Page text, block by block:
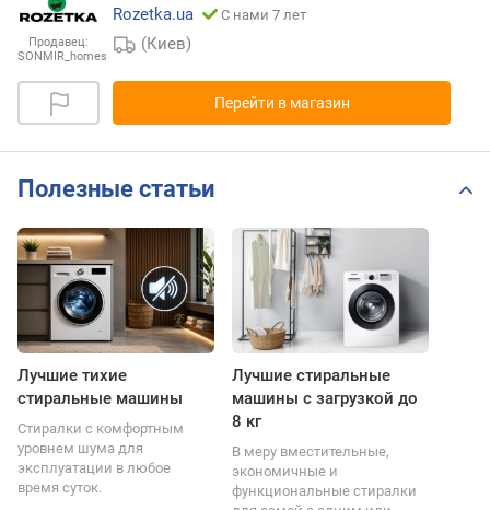
Продавец:
SONMIR_homes
Rozetka.ua
С нами 7 лет
(Киев)
Перейти в магазин
Полезные статьи
Лучшие тихие
стиральные машины
Стиралки с комфортным
уровнем шума для
эксплуатации в любое
время суток.
Лучшие стиральные
машины с загрузкой до
8 кг
В меру вместительные,
экономичные и
функциональные стиралки